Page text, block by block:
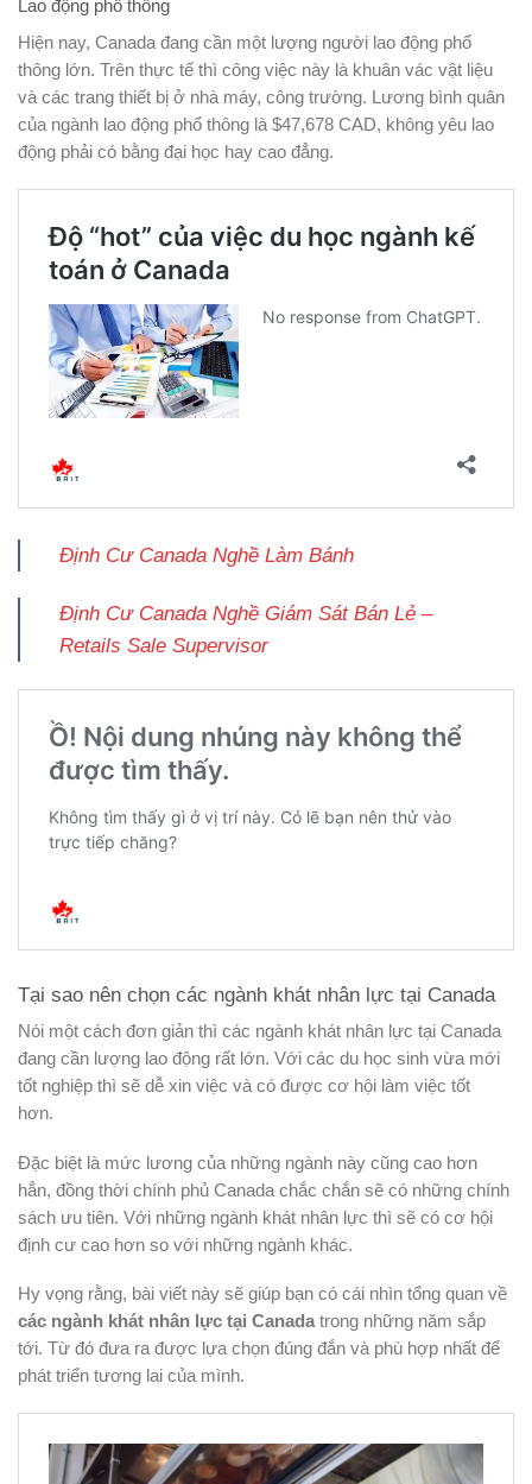
Lao động phổ thông
Hiện nay, Canada đang cần một lượng người lao động phổ
thông lớn. Trên thực tế thì công việc này là khuân vác vật liệu
và các trang thiết bị ở nhà máy, công trường. Lương bình quân
của ngành lao động phổ thông là $47,678 CAD, không yêu lao
động phải có bằng đại học hay cao đẳng.
Định Cư Canada Nghề Làm Bánh
Định Cư Canada Nghề Giám Sát Bán Lẻ –
Retails Sale Supervisor
Tại sao nên chọn các ngành khát nhân lực tại Canada
Nói một cách đơn giản thì các ngành khát nhân lực tại Canada
đang cần lượng lao động rất lớn. Với các du học sinh vừa mới
tốt nghiệp thì sẽ dễ xin việc và có được cơ hội làm việc tốt
hơn.
Đặc biệt là mức lương của những ngành này cũng cao hơn
hẳn, đồng thời chính phủ Canada chắc chắn sẽ có những chính
sách ưu tiên. Với những ngành khát nhân lực thì sẽ có cơ hội
định cư cao hơn so với những ngành khác.
Hy vọng rằng, bài viết này sẽ giúp bạn có cái nhìn tổng quan về
các ngành khát nhân lực tại Canadatrong những năm sắp
tới. Từ đó đưa ra được lựa chọn đúng đắn và phù hợp nhất để
phát triển tương lai của mình.